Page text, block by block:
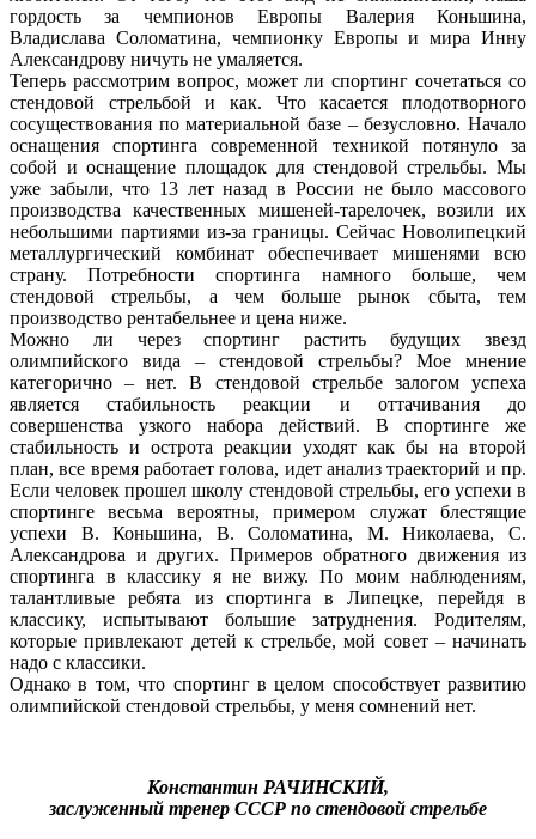
гордость за чемпионов Европы Валерия Коньшина,
Владислава Соломатина, чемпионку Европы и мира Инну
Александрову ничуть не умаляется.
Теперь рассмотрим вопрос, может ли спортинг сочетаться со
стендовой стрельбой и как. Что касается плодотворного
сосуществования по материальной базе – безусловно. Начало
оснащения спортинга современной техникой потянуло за
собой и оснащение площадок для стендовой стрельбы. Мы
уже забыли, что 13 лет назад в России не было массового
производства качественных мишеней-тарелочек, возили их
небольшими партиями из-за границы. Сейчас Новолипецкий
металлургический комбинат обеспечивает мишенями всю
страну. Потребности спортинга намного больше, чем
стендовой стрельбы, а чем больше рынок сбыта, тем
производство рентабельнее и цена ниже.
Можно ли через спортинг растить будущих звезд
олимпийского вида – стендовой стрельбы? Мое мнение
категорично – нет. В стендовой стрельбе залогом успеха
является стабильность реакции и оттачивания до
совершенства узкого набора действий. В спортинге же
стабильность и острота реакции уходят как бы на второй
план, все время работает голова, идет анализ траекторий и пр.
Если человек прошел школу стендовой стрельбы, его успехи в
спортинге весьма вероятны, примером служат блестящие
успехи В. Коньшина, В. Соломатина, М. Николаева, С.
Александрова и других. Примеров обратного движения из
спортинга в классику я не вижу. По моим наблюдениям,
талантливые ребята из спортинга в Липецке, перейдя в
классику, испытывают большие затруднения. Родителям,
которые привлекают детей к стрельбе, мой совет – начинать
надо с классики.
Однако в том, что спортинг в целом способствует развитию
олимпийской стендовой стрельбы, у меня сомнений нет.
Константин РАЧИНСКИЙ,
заслуженный тренер СССР по стендовой стрельбе